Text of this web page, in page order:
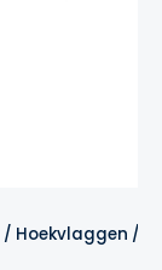
/ Hoekvlaggen /